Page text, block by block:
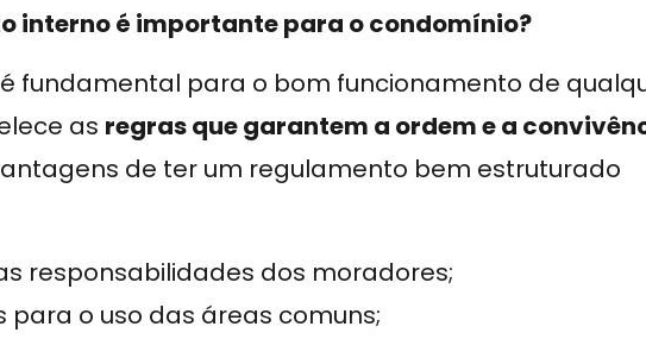
interno é importante para o condomínio?
é fundamental para o bom funcionamento de
as regras que garantem a ordem e a
de ter um regulamento bem estruturado
responsabilidades dos moradores;
para o uso das áreas comuns;